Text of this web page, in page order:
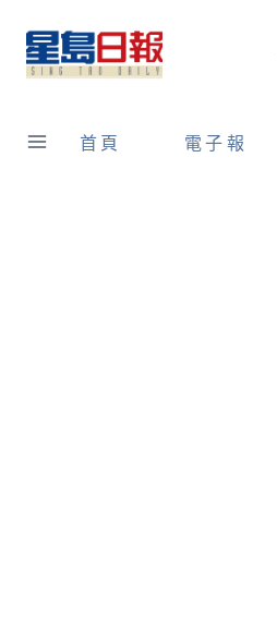
content
首頁 電子報